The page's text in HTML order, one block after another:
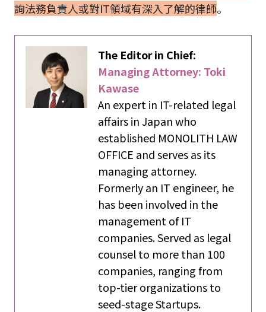
詢法務負責人或對IT領域有深入了解的律師。
The Editor in Chief:
Managing Attorney: Toki
Kawase
An expert in IT-related legal
affairs in Japan who
established MONOLITH LAW
OFFICE and serves as its
managing attorney.
Formerly an IT engineer, he
has been involved in the
management of IT
companies. Served as legal
counsel to more than 100
companies, ranging from
top-tier organizations to
seed-stage Startups.